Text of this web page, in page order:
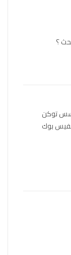
؟
توكن
بوك